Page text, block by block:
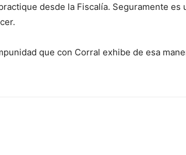
desde la Fiscalía. Seguramente es
que con Corral exhibe de esa